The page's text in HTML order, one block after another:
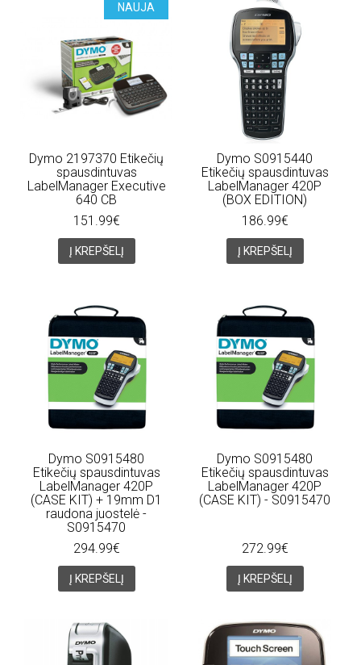
NAUJA
Dymo 2197370 Etikečių
spausdintuvas
LabelManager Executive
640 CB
151.99€
Į KREPŠELĮ
Dymo S0915440
Etikečių spausdintuvas
LabelManager 420P
(BOX EDITION)
186.99€
Į KREPŠELĮ
Dymo S0915480
Etikečių spausdintuvas
LabelManager 420P
(CASE KIT) + 19mm D1
raudona juostelė -
S0915470
294.99€
Į KREPŠELĮ
Dymo S0915480
Etikečių spausdintuvas
LabelManager 420P
(CASE KIT) - S0915470
272.99€
Į KREPŠELĮ